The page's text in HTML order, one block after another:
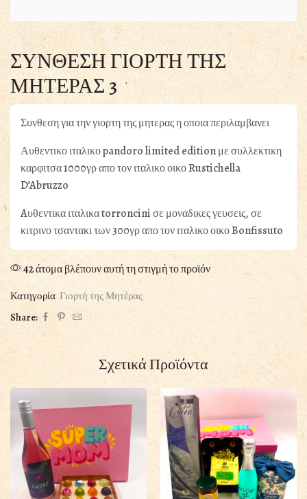
ΣΥΝΘΕΣΗ ΓΙΟΡΤΗ ΤΗΣ
ΜΗΤΕΡΑΣ 3
Συνθεση για την γιορτη της μητερας η οποια περιλαμβανει
Αυθεντικο ιταλικο pandoro limited edition με συλλεκτικη
καρφιτσα 1000γρ απο τον ιταλικο οικο Rustichella
D’Abruzzo
Aυθεντικα ιταλικα torroncini σε μοναδικες γευσεις, σε
κιτρινο τσαντακι των 300γρ απο τον ιταλικο οικο Bonfissuto
42 άτομα βλέπουν αυτή τη στιγμή το προϊόν
Κατηγορία Γιορτή της Μητέρας
Share:
Σχετικά Προϊόντα